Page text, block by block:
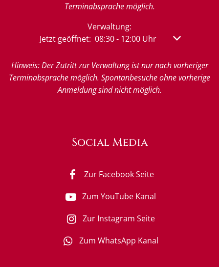
Terminabsprache möglich.
Verwaltung:
Klicken, um weitere Öffnungs- oder
Jetzt geöffnet: 08:30- 12:00Uhr Von 08:30
Hinweis: Der Zutritt zur Verwaltung ist nur nach vorheriger
Terminabsprache möglich. Spontanbesuche ohne vorherige
Anmeldung sind nicht möglich.
Social Media
Zur Facebook Seite
Zum YouTube Kanal
Zur Instagram Seite
Zum WhatsApp Kanal